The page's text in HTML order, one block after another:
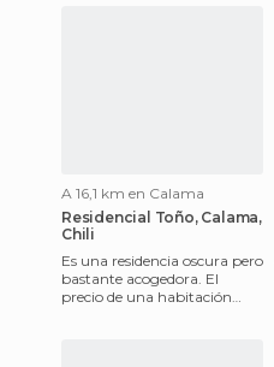
A 16,1 km en Calama
Residencial Toño, Calama,
Chili
Es una residencia oscura pero
bastante acogedora. El
precio de una habitación